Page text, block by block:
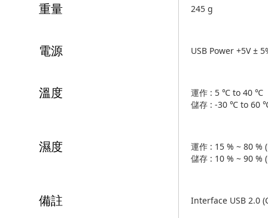
重量 245 g
電源 USB Power +5V ±
溫度
運作 : 5 ℃ to 40 ℃
儲存 : -30 ℃ to 60
濕度
運作 : 15 % ~ 80
儲存 : 10 % ~ 90
備註 Interface USB 2.0